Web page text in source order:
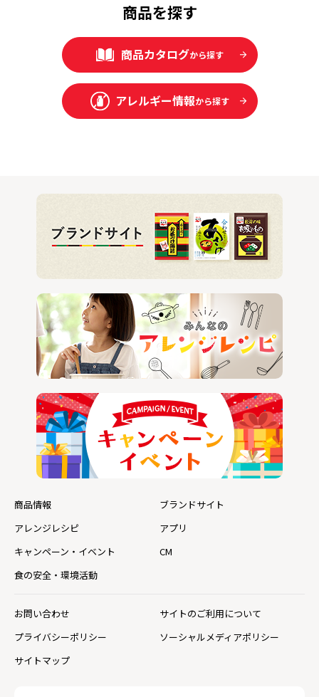
商品を探す
商品カタログから探す
アレルギー情報から探す
商品情報
ブランドサイト
アレンジレシピ
アプリ
キャンペーン・イベント
CM
食の安全・環境活動
お問い合わせ
サイトのご利用について
プライバシーポリシー
ソーシャルメディアポリシー
サイトマップ